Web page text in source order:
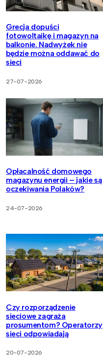
Grecja dopuści
fotowoltaikę i magazyn na
balkonie. Nadwyżek nie
będzie można oddawać do
sieci
27-07-2026
Opłacalność domowego
magazynu energii – jakie są
oczekiwania Polaków?
24-07-2026
Czy rozporządzenie
sieciowe zagraża
prosumentom? Operatorzy
sieci odpowiadają
20-07-2026